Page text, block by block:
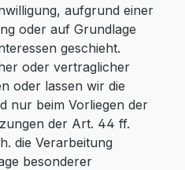
aufgrund einer
oder auf Grundlage
geschieht.
oder vertraglicher
oder lassen wir die
nur beim Vorliegen der
der Art. 44 ff.
die Verarbeitung
besonderer